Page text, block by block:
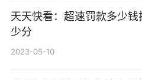
天天快看：超速罚款多少钱
少分
2023-05-10